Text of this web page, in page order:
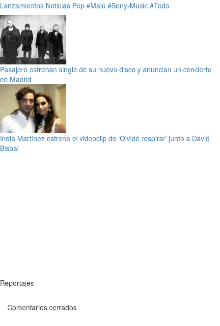
Lanzamientos Noticias Pop #Malú #Sony-Music #Todo
Pasajero estrenan single de su nuevo disco y anuncian un concierto
en Madrid
India Martínez estrena el videoclip de ‘Olvidé respirar’ junto a David
Bisbal
Reportajes
Comentarios cerrados